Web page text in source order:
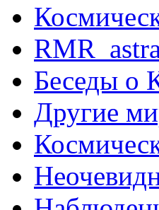
RMR_astra
Беседы о
Другие